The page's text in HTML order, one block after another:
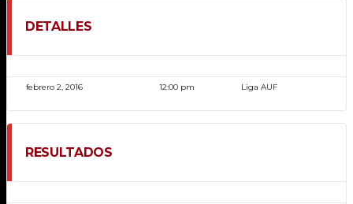
DETALLES
febrero 2, 2016 12:00 pm Liga AUF
RESULTADOS